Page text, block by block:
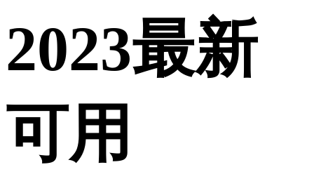
2023最新
可用